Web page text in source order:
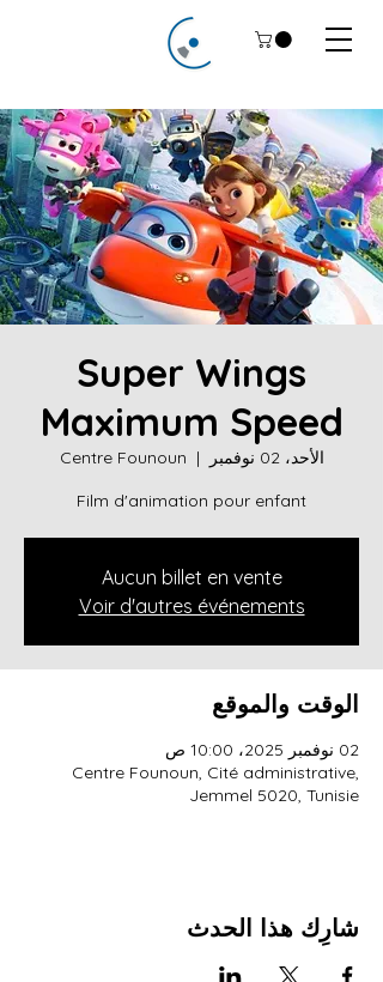
Super Wings
Maximum Speed
الأحد، 02 نوفمبر
  |
Centre Founoun
Film d'animation pour enfant
Aucun billet en vente
Voir d'autres événements
الوقت والموقع
02 نوفمبر 2025، 10:00 ص
Centre Founoun, Cité administrative,
Jemmel 5020, Tunisie
شارِك هذا الحدث